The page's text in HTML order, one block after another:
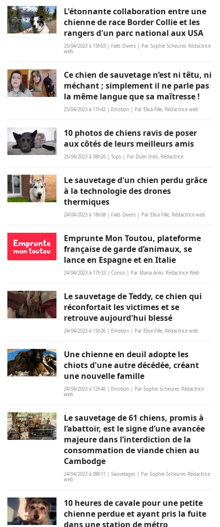
L'étonnante collaboration entre une
chienne de race Border Collie et les
rangers d'un parc national aux USA
25/04/2023 à 15h03 | Faits Divers | Par Sophie Scheurer, Rédactrice
web
Ce chien de sauvetage n’est ni têtu, ni
méchant ; simplement il ne parle pas
la même langue que sa maîtresse !
25/04/2023 à 11h42 | Emotion | Par Elisa Fille, Rédactrice web
10 photos de chiens ravis de poser
aux côtés de leurs meilleurs amis
25/04/2023 à 08h26 | Tops | Par Dulin Inès, Rédactrice
Le sauvetage d'un chien perdu grâce
à la technologie des drones
thermiques
24/04/2023 à 18h08 | Faits Divers | Par Elisa Fille, Rédactrice web
Emprunte Mon Toutou, plateforme
française de garde d’animaux, se
lance en Espagne et en Italie
24/04/2023 à 17h33 | Conso | Par Maria Anki, Rédactrice Web
Le sauvetage de Teddy, ce chien qui
réconfortait les victimes et se
retrouve aujourd'hui blessé
24/04/2023 à 15h26 | Emotion | Par Elisa Fille, Rédactrice web
Une chienne en deuil adopte les
chiots d'une autre décédée, créant
une nouvelle famille
24/04/2023 à 12h46 | Emotion | Par Sophie Scheurer, Rédactrice
web
Le sauvetage de 61 chiens, promis à
l’abattoir, est le signe d’une avancée
majeure dans l’interdiction de la
consommation de viande chien au
Cambodge
24/04/2023 à 08h11 | Sauvetages | Par Sophie Scheurer, Rédactrice
web
10 heures de cavale pour une petite
chienne perdue et ayant pris la fuite
dans une station de métro